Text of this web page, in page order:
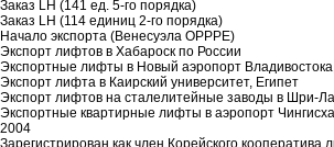
Заказ LH (141 ед. 5-го порядка)
Заказ LH (114 единиц 2-го порядка)
Начало экспорта (Венесуэла OPPPE)
Экспорт лифтов в Хабароск по России
Экспортные лифты в Новый аэропорт
Экспорт лифта в Каирский университет, Египет
Экспорт лифтов на сталелитейные заводы в Шри-
Экспортные квартирные лифты в аэропорт
2004
Зарегистрирован как член Корейского кооператива